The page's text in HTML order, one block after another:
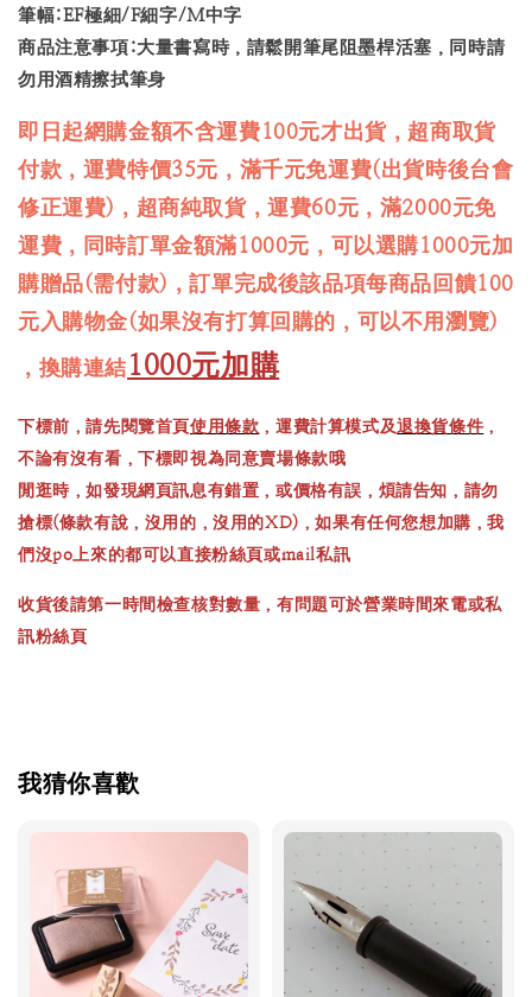
筆幅:EF極細/F細字/M中字
商品注意事項:大量書寫時，請鬆開筆尾阻墨桿活塞，同時請
勿用酒精擦拭筆身
即日起網購金額不含運費100元才出貨，超商取貨
付款，運費特價35元，滿千元免運費(出貨時後台會
修正運費)，超商純取貨，運費60元，滿2000元免
運費，同時訂單金額滿1000元，可以選購1000元加
購贈品(需付款)，訂單完成後該品項每商品回饋100
元入購物金(如果沒有打算回購的，可以不用瀏覽)
，換購連結1000元加購
下標前，請先閱覽首頁使用條款 ，運費計算模式及退換貨條件 ，
不論有沒有看，下標即視為同意賣場條款哦
閒逛時，如發現網頁訊息有錯置，或價格有誤，煩請告知，請勿
搶標(條款有說，沒用的，沒用的XD)，如果有任何您想加購，我
們沒po上來的都可以直接粉絲頁或mail私訊
收貨後請第一時間檢查核對數量，有問題可於營業時間來電或私
訊粉絲頁
我猜你喜歡